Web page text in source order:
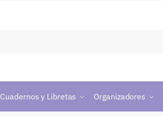
Cuadernos y Libretas Organizadores